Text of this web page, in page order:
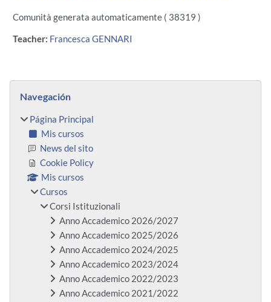
Comunità generata automaticamente ( 38319 )
Teacher: Francesca GENNARI
Bloques
Navegación
Página Principal
Mis cursos
News del sito
Cookie Policy
Mis cursos
Cursos
Corsi Istituzionali
Anno Accademico 2026/2027
Anno Accademico 2025/2026
Anno Accademico 2024/2025
Anno Accademico 2023/2024
Anno Accademico 2022/2023
Anno Accademico 2021/2022